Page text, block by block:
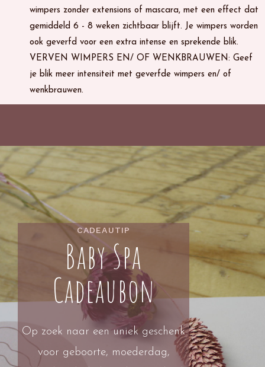
wimpers zonder extensions of mascara, met een effect dat
gemiddeld 6 - 8 weken zichtbaar blijft. Je wimpers worden
ook geverfd voor een extra intense en sprekende blik.
VERVEN WIMPERS EN/ OF WENKBRAUWEN: Geef
je blik meer intensiteit met geverfde wimpers en/ of
wenkbrauwen.
CADEAUTIP
Baby Spa
Cadeaubon
Op zoek naar een uniek geschenk
voor geboorte, moederdag,